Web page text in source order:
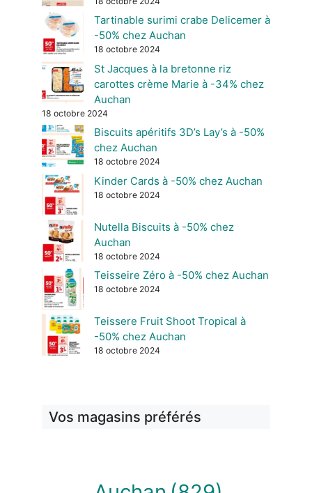
Tartinable surimi crabe Delicemer à
-50% chez Auchan
18 octobre 2024
St Jacques à la bretonne riz
carottes crème Marie à -34% chez
Auchan
18 octobre 2024
Biscuits apéritifs 3D’s Lay’s à -50%
chez Auchan
18 octobre 2024
Kinder Cards à -50% chez Auchan
18 octobre 2024
Nutella Biscuits à -50% chez
Auchan
18 octobre 2024
Teisseire Zéro à -50% chez Auchan
18 octobre 2024
Teissere Fruit Shoot Tropical à
-50% chez Auchan
18 octobre 2024
Vos magasins préférés